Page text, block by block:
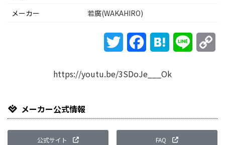
メーカー
若廣(WAKAHIRO)
Twitter FacebookHatena Line
https://youtu.be/3SDoJe___Ok
メーカー公式情報
公式サイト FAQ